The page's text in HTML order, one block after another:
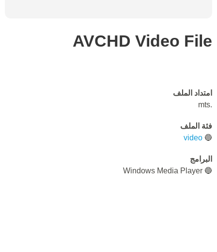
AVCHD Video File
امتداد الملف
.mts
فئة الملف
🔵
video
البرامج
🔵 Windows Media Player